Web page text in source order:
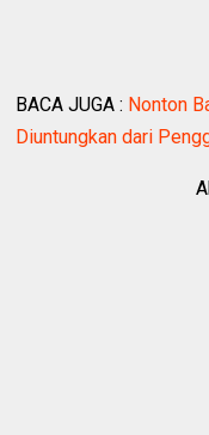
BACA JUGA : Nonton
Diuntungkan dari